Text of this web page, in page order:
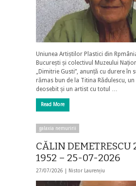
Uniunea Artiștilor Plastici din
București și colectivul Muzeului
„Dimitrie Gusti”, anunță cu durere în
rămas bun de la Titina Rădulescu,
deosebit și un artist cu totul …
Read More
galaxia nemuririi
CĂLIN DEMETRESCU
1952 – 25-07-2026
27/07/2026 | Nistor Laurențiu